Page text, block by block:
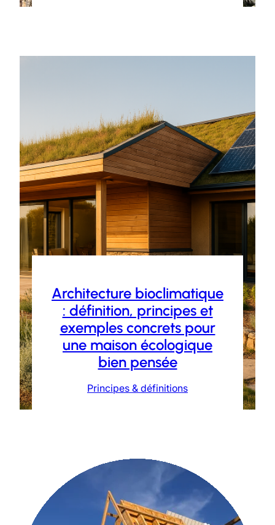
Architecture bioclimatique
: définition, principes et
exemples concrets pour
une maison écologique
bien pensée
Principes & définitions